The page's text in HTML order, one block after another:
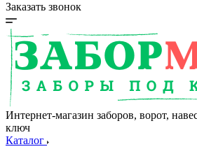
Заказать звонок
Интернет-магазин заборов, ворот,
ключ
Каталог